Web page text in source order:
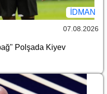
İDMAN
07.08.2026
Polşada Kiyev